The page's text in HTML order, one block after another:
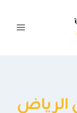
الرياض